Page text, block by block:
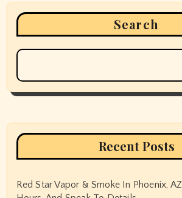
Search
Recent Posts
Red Star Vapor & Smoke In Phoenix,